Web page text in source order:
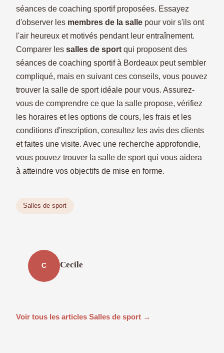
séances de coaching sportif proposées. Essayez
d'observer les membres de la salle pour voir s'ils ont
l'air heureux et motivés pendant leur entraînement.
Comparer les salles de sport qui proposent des
séances de coaching sportif à Bordeaux peut sembler
compliqué, mais en suivant ces conseils, vous pouvez
trouver la salle de sport idéale pour vous. Assurez-
vous de comprendre ce que la salle propose, vérifiez
les horaires et les options de cours, les frais et les
conditions d'inscription, consultez les avis des clients
et faites une visite. Avec une recherche approfondie,
vous pouvez trouver la salle de sport qui vous aidera
à atteindre vos objectifs de mise en forme.
Salles de sport
C Cecile
Voir tous les articles Salles de sport →